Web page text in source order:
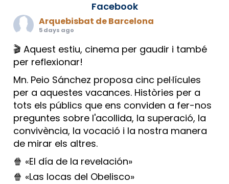
Facebook
Arquebisbat de Barcelona
5 days ago
🎬 Aquest estiu, cinema per gaudir i també
per reflexionar!
Mn. Peio Sánchez proposa cinc pel·lícules
per a aquestes vacances. Històries per a
tots els públics que ens conviden a fer-nos
preguntes sobre l'acollida, la superació, la
convivència, la vocació i la nostra manera
de mirar els altres.
🍿 «El día de la revelación»
🍿 «Las locas del Obelisco»